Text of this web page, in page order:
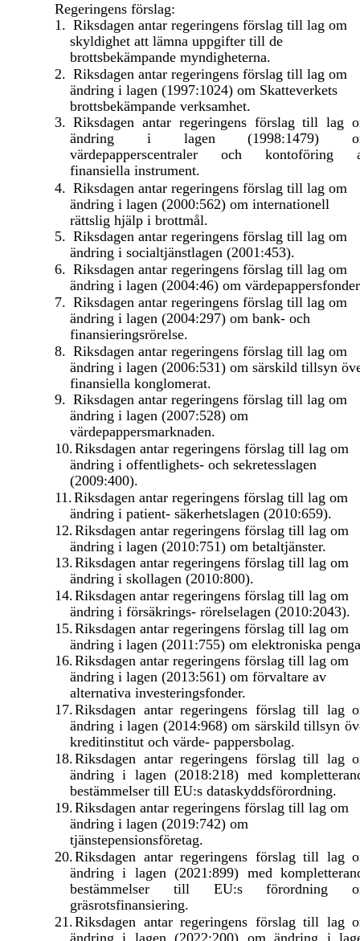
Regeringens förslag:
1. Riksdagen antar regeringens förslag till lag om
skyldighet att lämna uppgifter till de
brottsbekämpande myndigheterna.
2. Riksdagen antar regeringens förslag till lag om
ändring i lagen (1997:1024) om Skatteverkets
brottsbekämpande verksamhet.
3. Riksdagen antar regeringens förslag till lag
ändring i lagen (1998:1479)
värdepapperscentraler och kontoföring
finansiella instrument.
4. Riksdagen antar regeringens förslag till lag om
ändring i lagen (2000:562) om internationell
rättslig hjälp i brottmål.
5. Riksdagen antar regeringens förslag till lag om
ändring i socialtjänstlagen (2001:453).
6. Riksdagen antar regeringens förslag till lag om
ändring i lagen (2004:46) om
7. Riksdagen antar regeringens förslag till lag om
ändring i lagen (2004:297) om bank- och
finansieringsrörelse.
8. Riksdagen antar regeringens förslag till lag om
ändring i lagen (2006:531) om särskild tillsyn
finansiella konglomerat.
9. Riksdagen antar regeringens förslag till lag om
ändring i lagen (2007:528) om
värdepappersmarknaden.
10.Riksdagen antar regeringens förslag till lag om
ändring i offentlighets- och sekretesslagen
(2009:400).
11.Riksdagen antar regeringens förslag till lag om
ändring i patient- säkerhetslagen (2010:659).
12.Riksdagen antar regeringens förslag till lag om
ändring i lagen (2010:751) om betaltjänster.
13.Riksdagen antar regeringens förslag till lag om
ändring i skollagen (2010:800).
14.Riksdagen antar regeringens förslag till lag om
ändring i försäkrings- rörelselagen (2010:2043).
15.Riksdagen antar regeringens förslag till lag om
ändring i lagen (2011:755) om elektroniska
16.Riksdagen antar regeringens förslag till lag om
ändring i lagen (2013:561) om förvaltare av
alternativa investeringsfonder.
17.Riksdagen antar regeringens förslag till lag
ändring i lagen (2014:968) om särskild tillsyn
kreditinstitut och värde- pappersbolag.
18.Riksdagen antar regeringens förslag till lag
ändring i lagen (2018:218) med
bestämmelser till EU:s dataskyddsförordning.
19.Riksdagen antar regeringens förslag till lag om
ändring i lagen (2019:742) om
tjänstepensionsföretag.
20.Riksdagen antar regeringens förslag till lag
ändring i lagen (2021:899) med
bestämmelser till EU:s förordning
gräsrotsfinansiering.
21.Riksdagen antar regeringens förslag till lag
ändring i lagen (2022:200) om ändring i